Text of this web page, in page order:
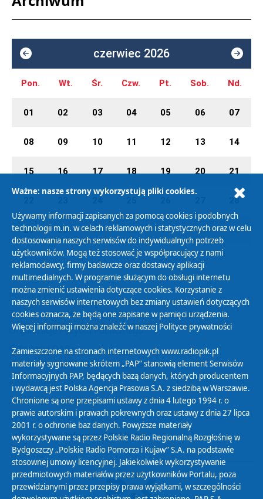
czerwiec 2026
Pon. Wt. Śr. Czw. Pt. Sob. Nd.
01 02 03 04 05 06 07
08 09 10 11 12 13 14
15 16 17 18 19 20 21
28
29 30 01 02 03 04 05
Polityka Prywatności
Zasady korzystania z Serwisu
Organizacje Pożytku Publicznego
Cyfryzacja DAB+
Polityka ochrony danych osobowych
Abonament
Zamówienia publiczne
Biuletyn Informacji Publicznej
Ważne: nasze strony wykorzystują pliki cookies.
Używamy informacji zapisanych za pomocą cookies i podobnych
technologii m.in. w celach reklamowych i statystycznych oraz w celu
dostosowania naszych serwisów do indywidualnych potrzeb
użytkowników. Mogą też stosować je współpracujący z nami
reklamodawcy, firmy badawcze oraz dostawcy aplikacji
multimedialnych. W programie służącym do obsługi internetu
można zmienić ustawienia dotyczące cookies. Korzystanie z
naszych serwisów internetowych bez zmiany ustawień dotyczących
cookies oznacza, że będą one zapisane w pamięci urządzenia.
Więcej informacji można znaleźć w naszej Polityce prywatności
Zamieszczone na stronach internetowych www.radiopik.pl
materiały sygnowane skrótem „PAP” stanowią element Serwisów
Informacyjnych PAP, będących bazą danych, których producentem
i wydawcą jest Polska Agencja Prasowa S.A. z siedzibą w Warszawie.
Chronione są one przepisami ustawy z dnia 4 lutego 1994 r. o
prawie autorskim i prawach pokrewnych oraz ustawy z dnia 27 lipca
2001 r. o ochronie baz danych. Powyższe materiały
wykorzystywane są przez Polskie Radio Regionalną Rozgłośnię w
Bydgoszczy „Polskie Radio Pomorza i Kujaw” S.A. na podstawie
stosownej umowy licencyjnej. Jakiekolwiek wykorzystywanie
przedmiotowych materiałów przez użytkowników Portalu, poza
przewidzianymi przez przepisy prawa wyjątkami, w szczególności